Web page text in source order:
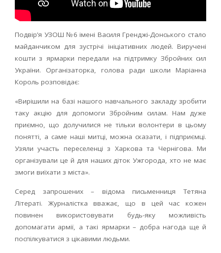
Подвір’я УЗОШ №6 імені Василя Гренджі-Донського стало
майданчиком для зустрічі ініціативних людей. Виручені
кошти з ярмарки передали на підтримку Збройних сил
України. Організаторка, голова ради школи Маріанна
Король розповідає:
«Вирішили на базі нашого навчального закладу зробити
таку акцію для допомоги Збройним силам. Нам дуже
приємно, що долучилися не тільки волонтери в цьому
понятті, а саме наші митці, можна сказати, і підприємці.
Узяли участь переселенці з Харкова та Чернігова. Ми
організували це й для наших діток Ужгорода, хто не має
змоги виїхати з міста».
Серед запрошених – відома письменниця Тетяна
Літераті. Журналістка вважає, що в цей час кожен
повинен використовувати будь-яку можливість
допомагати армії, а такі ярмарки – добра нагода ще й
поспілкуватися з цікавими людьми.